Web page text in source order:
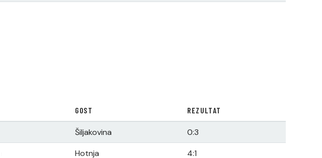
GOST REZULTAT
Šiljakovina
0:3
Hotnja 4:1